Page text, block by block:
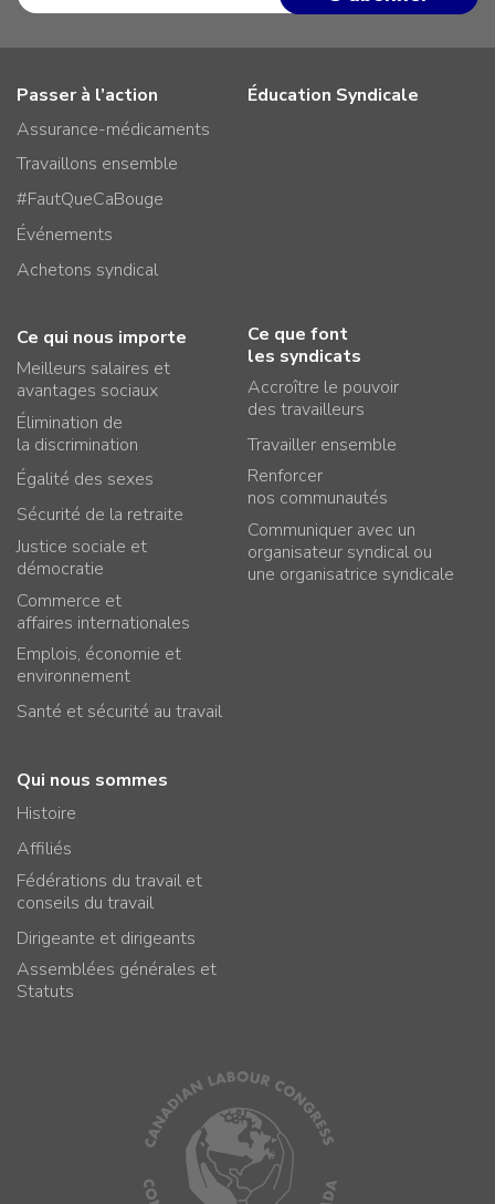
Passer à l’action
Assurance-médicaments
Travaillons ensemble
#FautQueCaBouge
Événements
Achetons syndical
Éducation Syndicale
Ce qui nous importe
Meilleurs salaires et
avantages sociaux
Élimination de
la discrimination
Égalité des sexes
Sécurité de la retraite
Justice sociale et
démocratie
Commerce et
affaires internationales
Emplois, économie et
environnement
Santé et sécurité au travail
Ce que font
les syndicats
Accroître le pouvoir
des travailleurs
Travailler ensemble
Renforcer
nos communautés
Communiquer avec un
organisateur syndical ou
une organisatrice syndicale
Qui nous sommes
Histoire
Affiliés
Fédérations du travail et
conseils du travail
Dirigeante et dirigeants
Assemblées générales et
Statuts